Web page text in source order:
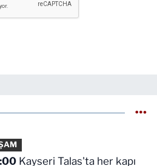
Kayseri Talas'ta her kapı